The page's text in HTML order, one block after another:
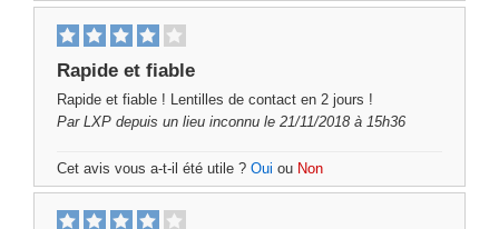
Rapide et fiable
Rapide et fiable ! Lentilles de contact en 2 jours !
Par LXP depuis un lieu inconnu le 21/11/2018 à 15h36
Cet avis vous a-t-il été utile ? Oui ou Non